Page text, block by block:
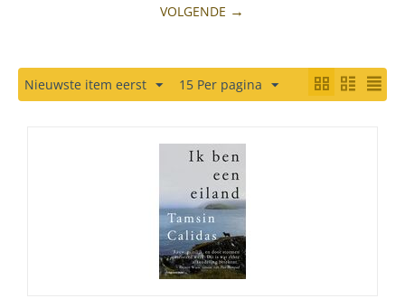
VOLGENDE
Nieuwste item eerst 15 Per pagina